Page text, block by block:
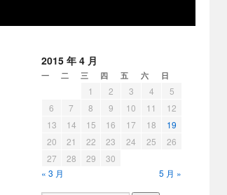
2015 年 4 月
一 二 三 四 五 六 日
1 2 3 4
5
6
7 8 9 10 11
12
13
14 15 16 17 18
19
20
21 22 23 24 25
26
27
28 29
30
« 3 月
5 月 »